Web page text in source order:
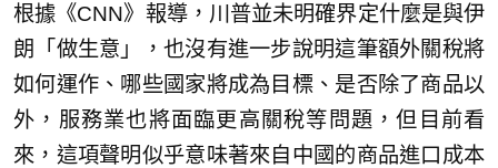
根據《CNN》報導，川普並未明確界定什麼是與伊
朗「做生意」，也沒有進一步說明這筆額外關稅將
如何運作、哪些國家將成為目標、是否除了商品以
外，服務業也將面臨更高關稅等問題，但目前看
來，這項聲明似乎意味著來自中國的商品進口成本